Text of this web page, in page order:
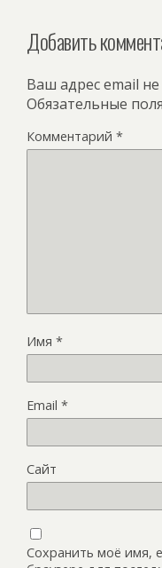
Добавить
Ваш адрес email
Обязательные
Комментарий *
Имя *
Email *
Сайт
Сохранить моё имя,